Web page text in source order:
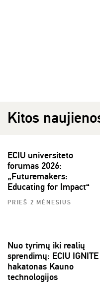
Kitos
ECIU universiteto
forumas 2026:
„Futuremakers:
Educating for Impact“
PRIEŠ 2 MĖNESIUS
Nuo tyrimų iki realių
sprendimų: ECIU IGNITE
hakatonas Kauno
technologijos